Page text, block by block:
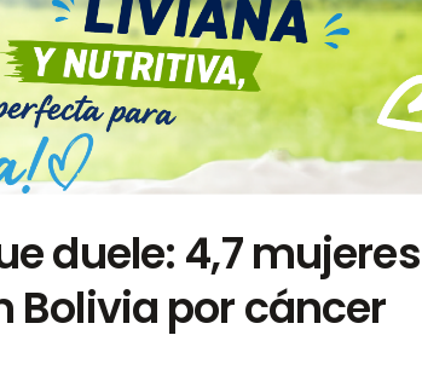
duele: 4,7 mujeres
Bolivia por cáncer